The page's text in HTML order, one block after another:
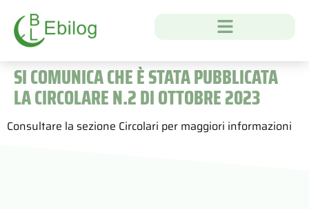
SI COMUNICA CHE È STATA PUBBLICATA
LA CIRCOLARE N.2 DI OTTOBRE 2023
Consultare la sezione Circolari per maggiori informazioni